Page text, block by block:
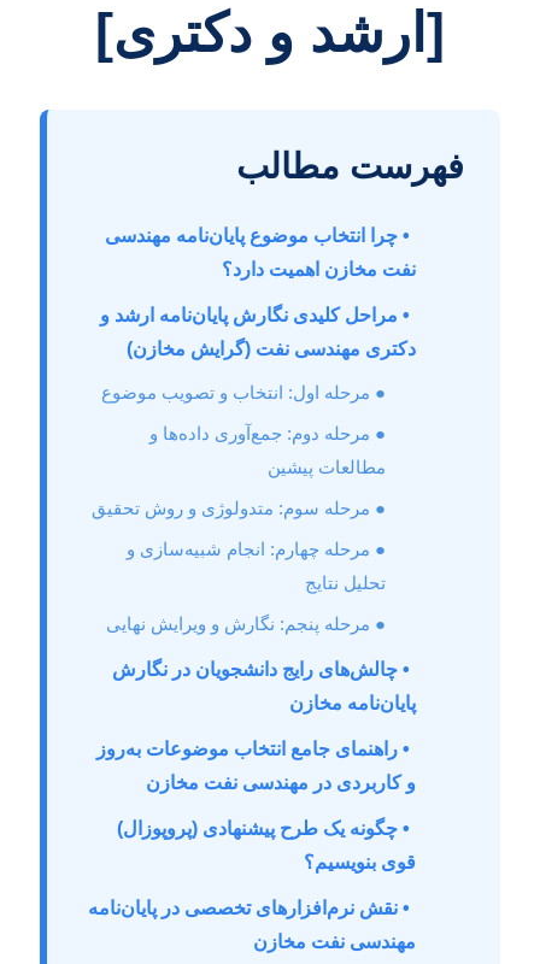
[ارشد و دکتری]
فهرست مطالب
• چرا انتخاب موضوع پایان‌نامه مهندسی
نفت مخازن اهمیت دارد؟
• مراحل کلیدی نگارش پایان‌نامه ارشد و
دکتری مهندسی نفت (گرایش مخازن)
● مرحله اول: انتخاب و تصویب موضوع
● مرحله دوم: جمع‌آوری داده‌ها و
مطالعات پیشین
● مرحله سوم: متدولوژی و روش تحقیق
● مرحله چهارم: انجام شبیه‌سازی و
تحلیل نتایج
● مرحله پنجم: نگارش و ویرایش نهایی
• چالش‌های رایج دانشجویان در نگارش
پایان‌نامه مخازن
• راهنمای جامع انتخاب موضوعات به‌روز
و کاربردی در مهندسی نفت مخازن
• چگونه یک طرح پیشنهادی (پروپوزال)
قوی بنویسیم؟
• نقش نرم‌افزارهای تخصصی در پایان‌نامه
مهندسی نفت مخازن